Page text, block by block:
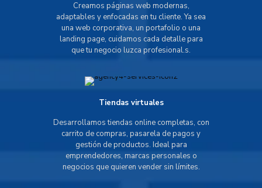
Creamos páginas web modernas,
adaptables y enfocadas en tu cliente. Ya sea
una web corporativa, un portafolio o una
landing page, cuidamos cada detalle para
que tu negocio luzca profesional.s.
Tiendas virtuales
Desarrollamos tiendas online completas, con
carrito de compras, pasarela de pagos y
gestión de productos. Ideal para
emprendedores, marcas personales o
negocios que quieren vender sin límites.